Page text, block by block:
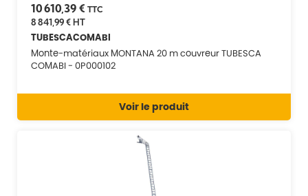
10 610,39 € TTC
8 841,99 €HT
TUBESCACOMABI
Monte-matériaux MONTANA 20 m couvreur TUBESCA
COMABI - 0P000102
Voir le produit